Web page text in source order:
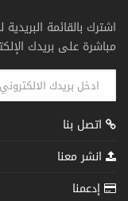
اشترك بالقائمة
مباشرة على بريدك
اتصل بنا
انشر معنا
إدعمنا